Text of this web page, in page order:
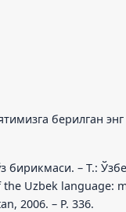
берилган
бирикмаси. – Т.:
Uzbek language:
2006. – P. 336.